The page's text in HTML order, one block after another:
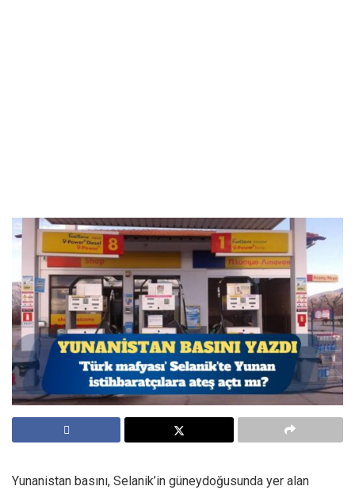
Yunanistan basını, Selanik’in güneydoğusunda yer alan